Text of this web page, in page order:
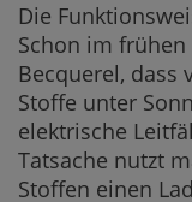
Die
Schon im frühen
Becquerel, dass
Stoffe unter
elektrische
Tatsache nutzt
Stoffen einen